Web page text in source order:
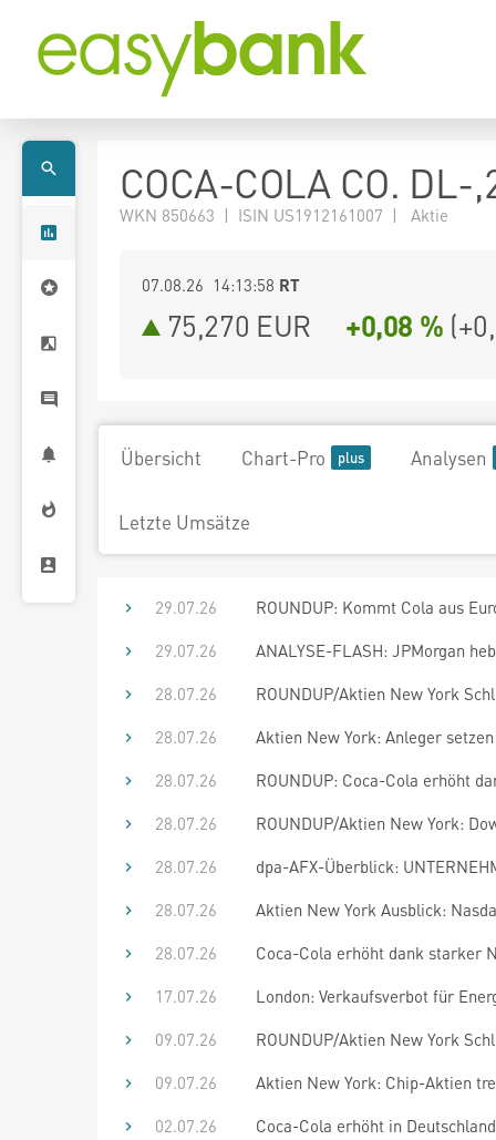
COCA-COLA CO. DL-
WKN 850663 | ISIN US1912161007 | Aktie
07.08.26 14:13:58 RT
75,270 EUR +0,08 % (
Übersicht Chart-Pro Analysen
Letzte Umsätze
29.07.26
ROUNDUP: Kommt Cola aus
29.07.26
ANALYSE-FLASH: JPMorgan
28.07.26
ROUNDUP/Aktien New York
28.07.26
Aktien New York: Anleger
28.07.26
ROUNDUP: Coca-Cola erhöht
28.07.26
ROUNDUP/Aktien New York:
28.07.26
dpa-AFX-Überblick:
28.07.26
Aktien New York Ausblick:
28.07.26
Coca-Cola erhöht dank starker
17.07.26
London: Verkaufsverbot für
09.07.26
ROUNDUP/Aktien New York
09.07.26
Aktien New York: Chip-Aktien
02.07.26
Coca-Cola erhöht in